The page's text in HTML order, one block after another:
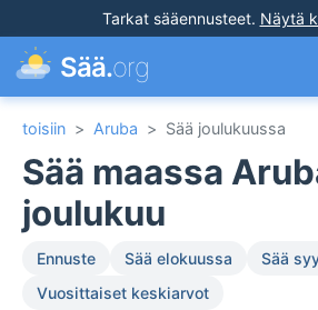
Tarkat sääennusteet. Näytä
Sää.org
toisiin > Aruba > Sää joulukuussa
Sää maassa
joulukuu
Ennuste Sää elokuussa
Sää
Vuosittaiset keskiarvot